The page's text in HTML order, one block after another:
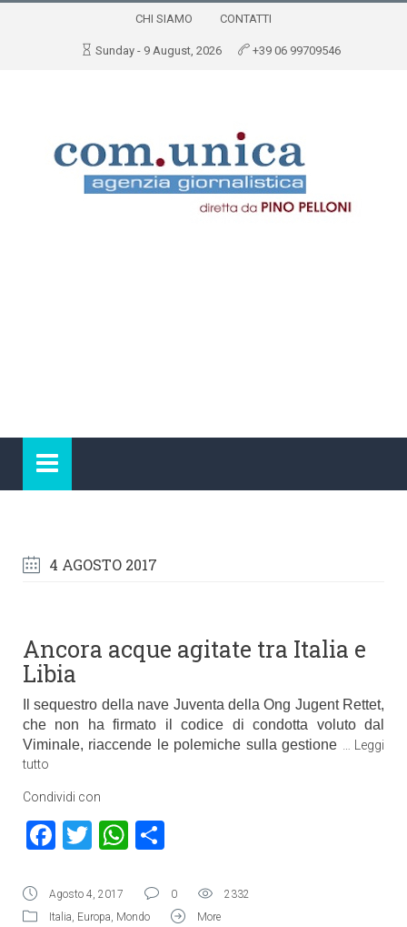
CHI SIAMO CONTATTI
Sunday - 9 August, 2026 +39 06 99709546
4 AGOSTO 2017
Ancora acque agitate tra Italia e
Libia
Il sequestro della nave Juventa della Ong Jugent Rettet,
che non ha firmato il codice di condotta voluto dal
Viminale, riaccende le polemiche sulla gestione
Leggi
tutto
Condividi con
Facebook
TwitterWhatsApp
Agosto 4, 2017 0
2332
Italia, Europa, Mondo More